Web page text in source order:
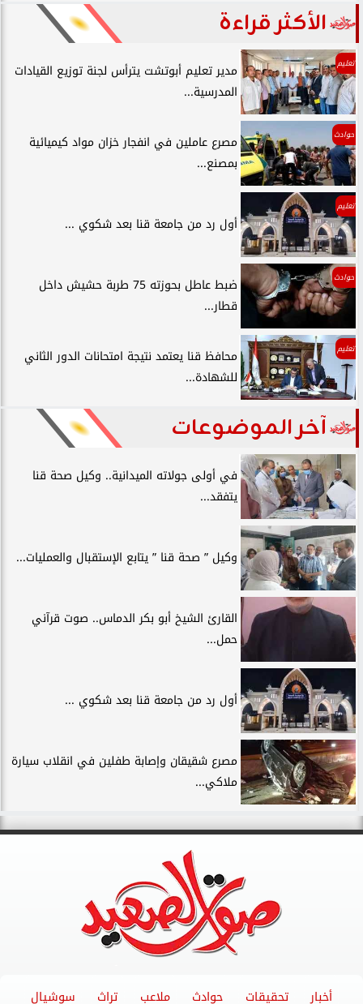
الأكثر قراءة
تعليم
مدير تعليم أبوتشت يترأس لجنة توزيع القيادات
المدرسية...
حوادث
مصرع عاملين في انفجار خزان مواد كيميائية
بمصنع...
تعليم
أول رد من جامعة قنا بعد شكوي ...
حوادث
ضبط عاطل بحوزته 75 طربة حشيش داخل
قطار...
تعليم
محافظ قنا يعتمد نتيجة امتحانات الدور الثاني
للشهادة...
آخر الموضوعات
في أولى جولاته الميدانية.. وكيل صحة قنا
يتفقد...
وكيل ” صحة قنا ” يتابع الإستقبال والعمليات...
القارئ الشيخ أبو بكر الدماس.. صوت قرآني
حمل...
أول رد من جامعة قنا بعد شكوي ...
مصرع شقيقان وإصابة طفلين في انقلاب سيارة
ملاكي...
أخبار تحقيقات حوادث ملاعب تراث سوشيال